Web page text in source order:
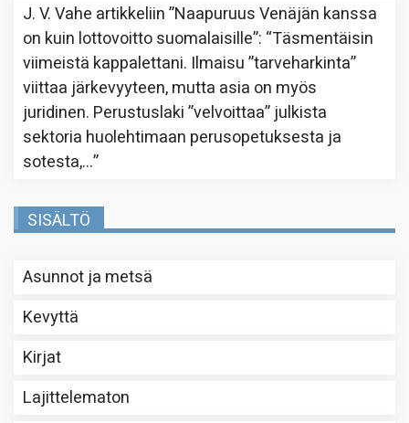
J. V. Vahe artikkeliin”Naapuruus Venäjän kanssa
on kuin lottovoitto suomalaisille”: “Täsmentäisin
viimeistä kappalettani. Ilmaisu ”tarveharkinta”
viittaa järkevyyteen, mutta asia on myös
juridinen. Perustuslaki ”velvoittaa” julkista
sektoria huolehtimaan perusopetuksesta ja
sotesta,…”
SISÄLTÖ
Asunnot ja metsä
Kevyttä
Kirjat
Lajittelematon